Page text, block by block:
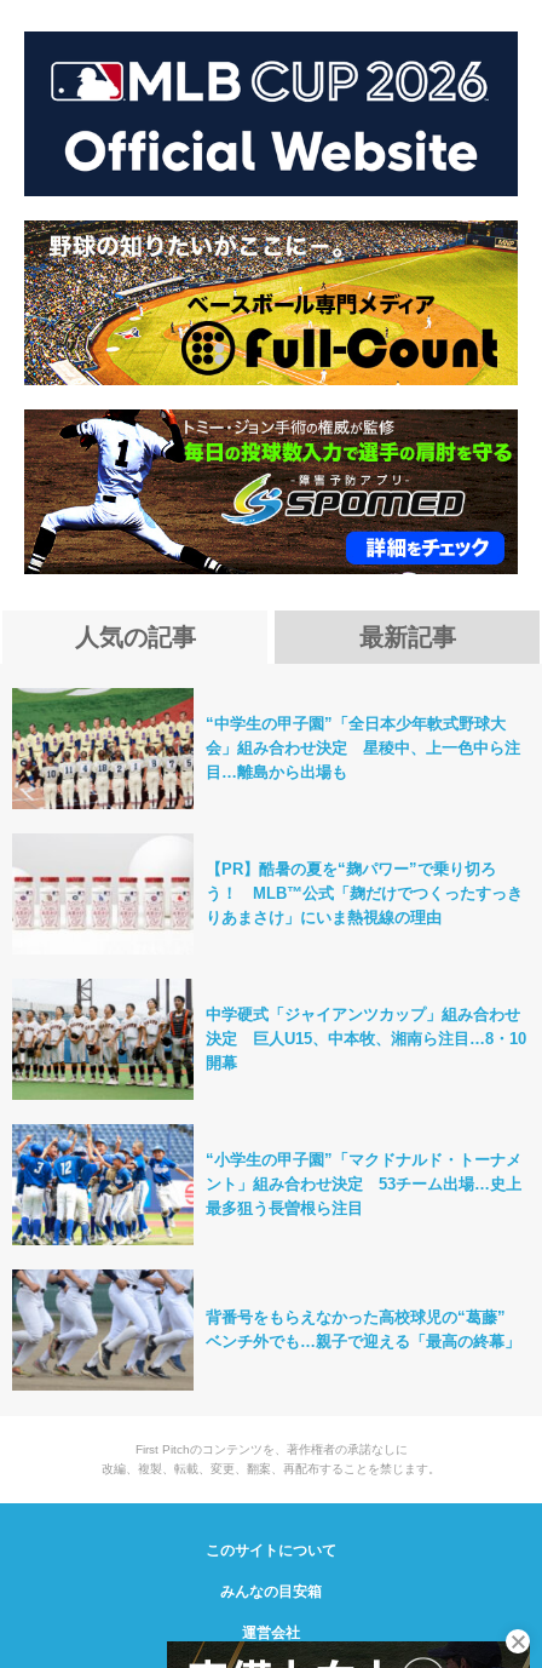
人気の記事 最新記事
“中学生の甲子園”「全日本少年軟式野球大
会」組み合わせ決定 星稜中、上一色中ら注
目…離島から出場も
【PR】酷暑の夏を“麹パワー”で乗り切ろ
う！ MLB™公式「麹だけでつくったすっき
りあまさけ」にいま熱視線の理由
中学硬式「ジャイアンツカップ」組み合わせ
決定 巨人U15、中本牧、湘南ら注目…8・10
開幕
“小学生の甲子園”「マクドナルド・トーナメ
ント」組み合わせ決定 53チーム出場…史上
最多狙う長曽根ら注目
背番号をもらえなかった高校球児の“葛藤”
ベンチ外でも…親子で迎える「最高の終幕」
First Pitchのコンテンツを、著作権者の承諾なしに
改編、複製、転載、変更、翻案、再配布することを禁じます。
このサイトについて
みんなの目安箱
運営会社